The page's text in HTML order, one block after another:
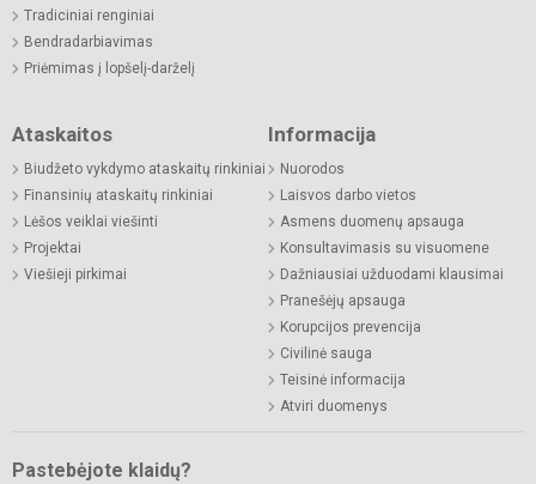
Tradiciniai renginiai
Bendradarbiavimas
Priėmimas į lopšelį-darželį
Ataskaitos
Biudžeto vykdymo ataskaitų rinkiniai
Finansinių ataskaitų rinkiniai
Lėšos veiklai viešinti
Projektai
Viešieji pirkimai
Informacija
Nuorodos
Laisvos darbo vietos
Asmens duomenų apsauga
Konsultavimasis su visuomene
Dažniausiai užduodami klausimai
Pranešėjų apsauga
Korupcijos prevencija
Civilinė sauga
Teisinė informacija
Atviri duomenys
Pastebėjote klaidų?